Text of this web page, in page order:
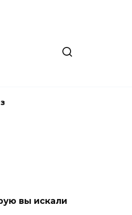
вы искали